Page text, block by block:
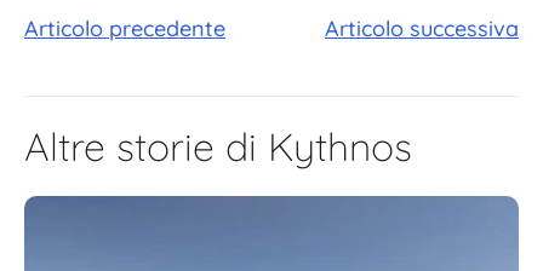
Articolo precedente Articolo successiva
Altre storie di Kythnos